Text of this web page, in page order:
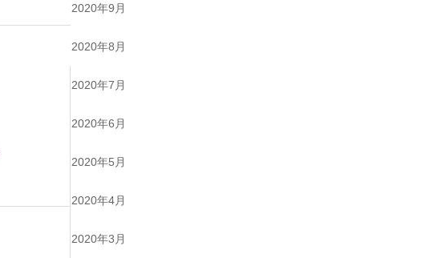
2020年9月
2020年8月
2020年7月
2020年6月
2020年5月
2020年4月
2020年3月